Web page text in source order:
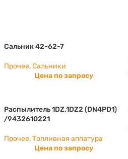
Сальник 42-62-7
Прочее,Сальники
Цена по запросу
Распылитель 1DZ,1DZ2 (DN4PD1)
/9432610221
Прочее,Топливная аппатура
Цена по запросу